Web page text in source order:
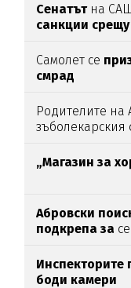
Сенатътна
санкции срещу
Самолет се
смрад
Родителите на
зъболекарския
антидотътна
„Магазин за
Абровски
подкрепа за
Инспекторите
боди камери